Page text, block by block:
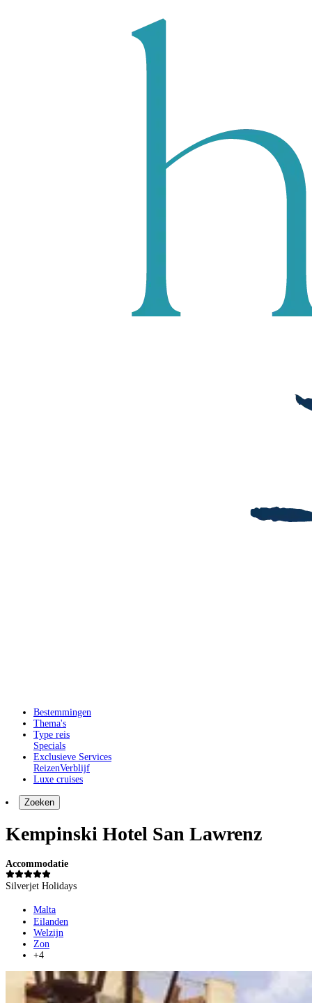
Bestemmingen
Thema's
Type reis
Specials
Exclusieve Services
ReizenVerblijf
Luxe cruises
Zoeken
Kempinski Hotel San Lawrenz
Accommodatie
Silverjet Holidays
Malta
Eilanden
Welzijn
Zon
+4